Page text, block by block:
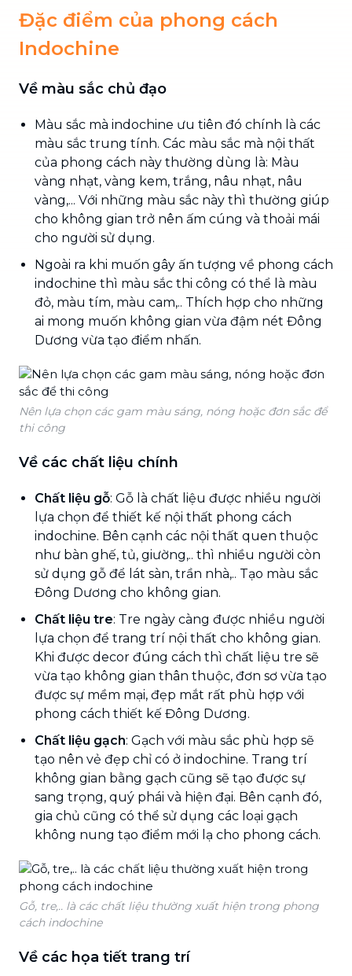
Đặc điểm của phong cách
Indochine
Về màu sắc chủ đạo
Màu sắc mà indochine ưu tiên đó chính là các
màu sắc trung tính. Các màu sắc mà nội thất
của phong cách này thường dùng là: Màu
vàng nhạt, vàng kem, trắng, nâu nhạt, nâu
vàng,... Với những màu sắc này thì thường giúp
cho không gian trở nên ấm cúng và thoải mái
cho người sử dụng.
Ngoài ra khi muốn gây ấn tượng về phong cách
indochine thì màu sắc thi công có thể là màu
đỏ, màu tím, màu cam,.. Thích hợp cho những
ai mong muốn không gian vừa đậm nét Đông
Dương vừa tạo điểm nhấn.
Nên lựa chọn các gam màu sáng, nóng hoặc đơn sắc để
thi công
Về các chất liệu chính
Chất liệu gỗ: Gỗ là chất liệu được nhiều người
lựa chọn để thiết kế nội thất phong cách
indochine. Bên cạnh các nội thất quen thuộc
như bàn ghế, tủ, giường,.. thì nhiều người còn
sử dụng gỗ để lát sàn, trần nhà,.. Tạo màu sắc
Đông Dương cho không gian.
Chất liệu tre: Tre ngày càng được nhiều người
lựa chọn để trang trí nội thất cho không gian.
Khi được decor đúng cách thì chất liệu tre sẽ
vừa tạo không gian thân thuộc, đơn sơ vừa tạo
được sự mềm mại, đẹp mắt rất phù hợp với
phong cách thiết kế Đông Dương.
Chất liệu gạch: Gạch với màu sắc phù hợp sẽ
tạo nên vẻ đẹp chỉ có ở indochine. Trang trí
không gian bằng gạch cũng sẽ tạo được sự
sang trọng, quý phái và hiện đại. Bên cạnh đó,
gia chủ cũng có thể sử dụng các loại gạch
không nung tạo điểm mới lạ cho phong cách.
Gỗ, tre,.. là các chất liệu thường xuất hiện trong phong
cách indochine
Về các họa tiết trang trí